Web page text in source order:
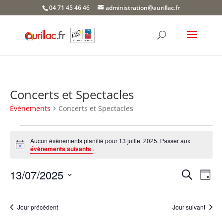
04 71 45 46 46 administration@aurillac.fr
Concerts et Spectacles
Évènements Concerts et Spectacles
Évènements
for
juillet
2025
Notice
Aucun évènements planifié pour 13 juillet 2025. Passer aux
évènements suivants .
et
de
Recherche
de
Jour
13/07/2025
date.Jour précédent Jour suivant